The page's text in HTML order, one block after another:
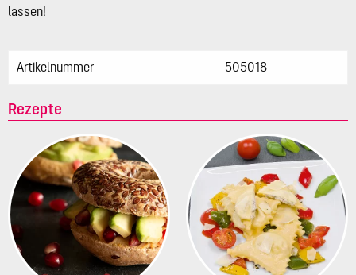
lassen!
Artikelnummer 505018
Rezepte